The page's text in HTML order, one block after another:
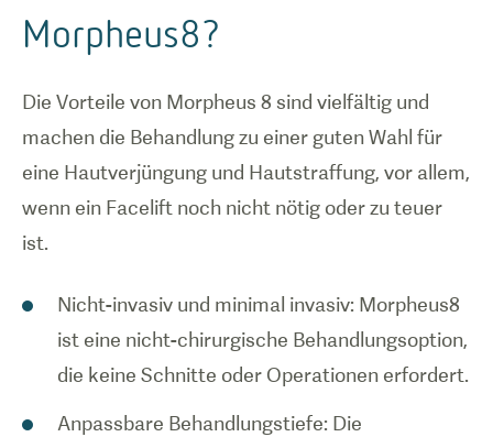
Morpheus8?
Die Vorteile von Morpheus 8 sind vielfältig und
machen die Behandlung zu einer guten Wahl für
eine Hautverjüngung und Hautstraffung, vor allem,
wenn ein Facelift noch nicht nötig oder zu teuer
ist.
Nicht-invasiv und minimal invasiv: Morpheus8
ist eine nicht-chirurgische Behandlungsoption,
die keine Schnitte oder Operationen erfordert.
Anpassbare Behandlungstiefe: Die